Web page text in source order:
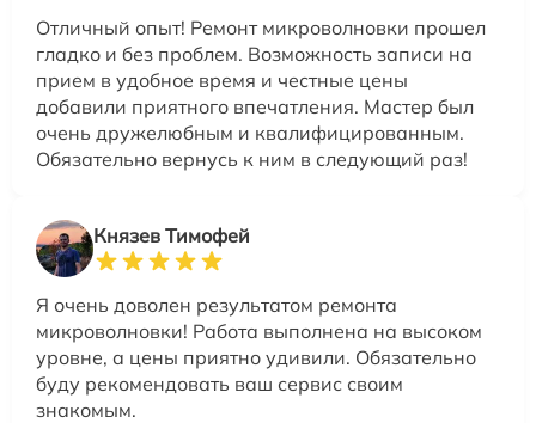
Отличный опыт! Ремонт микроволновки прошел
гладко и без проблем. Возможность записи на
прием в удобное время и честные цены
добавили приятного впечатления. Мастер был
очень дружелюбным и квалифицированным.
Обязательно вернусь к ним в следующий раз!
Князев Тимофей
Я очень доволен результатом ремонта
микроволновки! Работа выполнена на высоком
уровне, а цены приятно удивили. Обязательно
буду рекомендовать ваш сервис своим
знакомым.